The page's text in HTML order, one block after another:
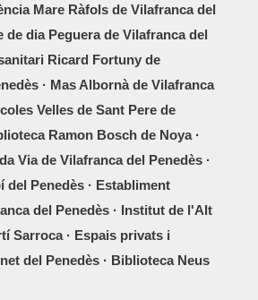
Mare Ràfols de Vilafranca del
de dia Peguera de Vilafranca del
Ricard Fortuny de
· Mas Albornà de Vilafranca
Velles de Sant Pere de
Ramon Bosch de Noya ·
Via de Vilafranca del Penedès ·
del Penedès · Establiment
del Penedès · Institut de l'Alt
Sarroca · Espais privats i
del Penedès · Biblioteca Neus